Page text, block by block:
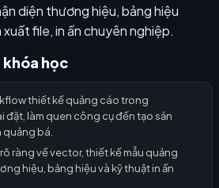
diện thương hiệu, bảng hiệu
file, in ấn chuyên nghiệp.
khóa học
thiết kế quảng cáo trong
đặt, làm quen công cụ đến tạo sản
quảng bá.
ràng về vector, thiết kế mẫu quảng
hiệu, bảng hiệu và kỹ thuật in ấn